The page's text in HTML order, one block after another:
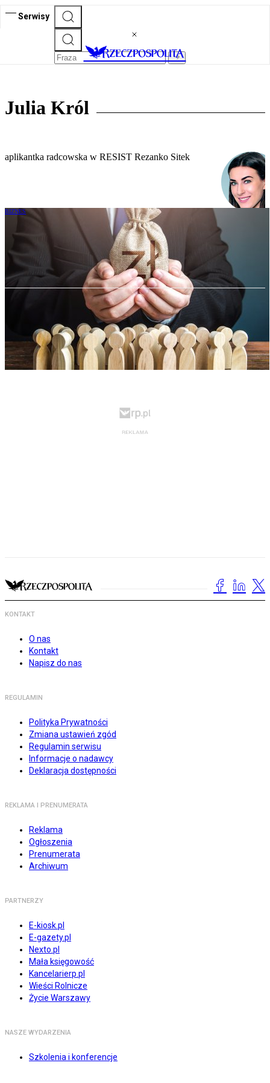
Serwisy
Julia Król
aplikantka radcowska w RESIST Rezanko Sitek
BIZNES
Postępowanie egzekucyjne przeciwko
spadkobiercom zmarłego dłużnika
KONTAKT
O nas
Kontakt
Napisz do nas
REGULAMIN
Polityka Prywatności
Zmiana ustawień zgód
Regulamin serwisu
Informacje o nadawcy
Deklaracja dostępności
REKLAMA I PRENUMERATA
Reklama
Ogłoszenia
Prenumerata
Archiwum
PARTNERZY
E-kiosk.pl
E-gazety.pl
Nexto.pl
Mała księgowość
Kancelarierp.pl
Wieści Rolnicze
Życie Warszawy
NASZE WYDARZENIA
Szkolenia i konferencje